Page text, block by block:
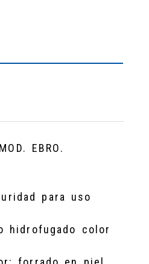
EBRO.
para uso
hidrofugado color